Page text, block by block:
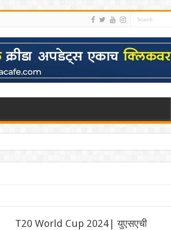
T20 World Cup 2024| युएसएची